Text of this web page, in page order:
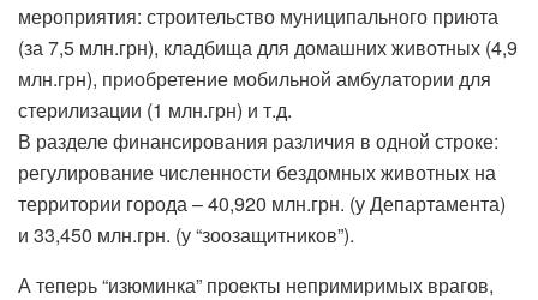
мероприятия: строительство муниципального приюта
(за 7,5 млн.грн), кладбища для домашних животных (4,9
млн.грн), приобретение мобильной амбулатории для
стерилизации (1 млн.грн) и т.д.
В разделе финансирования различия в одной строке:
регулирование численности бездомных животных на
территории города – 40,920 млн.грн. (у Департамента)
и 33,450 млн.грн. (у “зоозащитников”).
А теперь “изюминка” проекты непримиримых врагов,